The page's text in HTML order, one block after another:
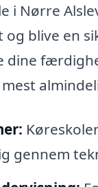
i Nørre
blive en
dine
gennem